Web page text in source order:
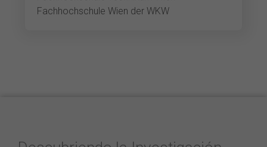
Fachhochschule Wien der WKW